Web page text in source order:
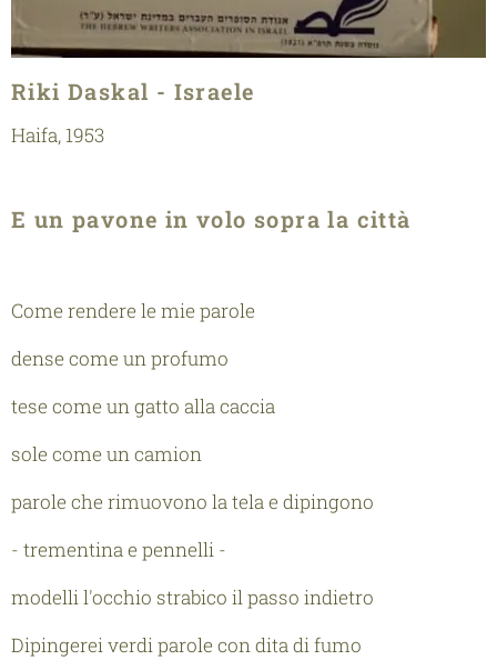
Riki Daskal - Israele
Haifa, 1953
E un pavone in volo sopra la città
Come rendere le mie parole
dense come un profumo
tese come un gatto alla caccia
sole come un camion
parole che rimuovono la tela e dipingono
- trementina e pennelli -
modelli l'occhio strabico il passo indietro
Dipingerei verdi parole con dita di fumo